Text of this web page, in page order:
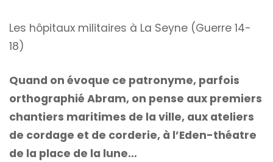
Les hôpitaux militaires à La Seyne (Guerre 14-
18)
Quand on évoque ce patronyme, parfois
orthographié Abram, on pense aux premiers
chantiers maritimes de la ville, aux ateliers
de cordage et de corderie, à l’Eden-théatre
de la place de la lune…